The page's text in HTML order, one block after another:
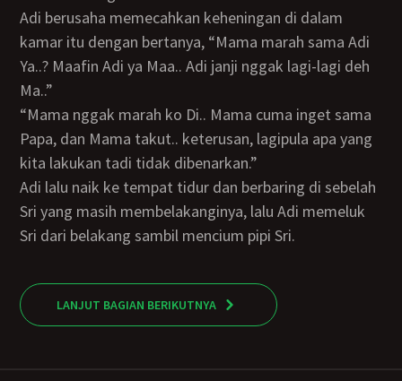
Adi berusaha memecahkan keheningan di dalam
kamar itu dengan bertanya, “Mama marah sama Adi
Ya..? Maafin Adi ya Maa.. Adi janji nggak lagi-lagi deh
Ma..”
“Mama nggak marah ko Di.. Mama cuma inget sama
Papa, dan Mama takut.. keterusan, lagipula apa yang
kita lakukan tadi tidak dibenarkan.”
Adi lalu naik ke tempat tidur dan berbaring di sebelah
Sri yang masih membelakanginya, lalu Adi memeluk
Sri dari belakang sambil mencium pipi Sri.
LANJUT BAGIAN BERIKUTNYA